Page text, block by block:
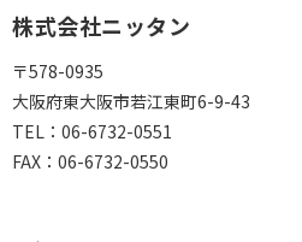
株式会社ニッタン
〒578-0935
大阪府東大阪市若江東町6-9-43
TEL： 06-6732-0551
FAX： 06-6732-0550